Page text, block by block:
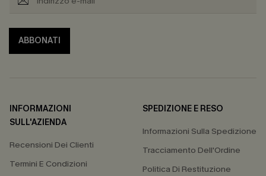
ABBONATI
INFORMAZIONI
SULL'AZIENDA
Recensioni Dei Clienti
Termini E Condizioni
SPEDIZIONE E RESO
Informazioni Sulla Spedizione
Tracciamento Dell'Ordine
Politica Di Restituzione